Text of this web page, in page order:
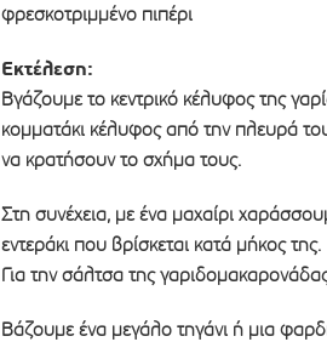
φρεσκοτριμμένο πιπέρι
Εκτέλεση:
Βγάζουμε το κεντρικό κέλυφος της
κομματάκι κέλυφος από την πλευρά
να κρατήσουν το σχήμα τους.
Στη συνέχεια, με ένα μαχαίρι
εντεράκι που βρίσκεται κατά μήκος της.
Για την σάλτσα της
Βάζουμε ένα μεγάλο τηγάνι ή μια